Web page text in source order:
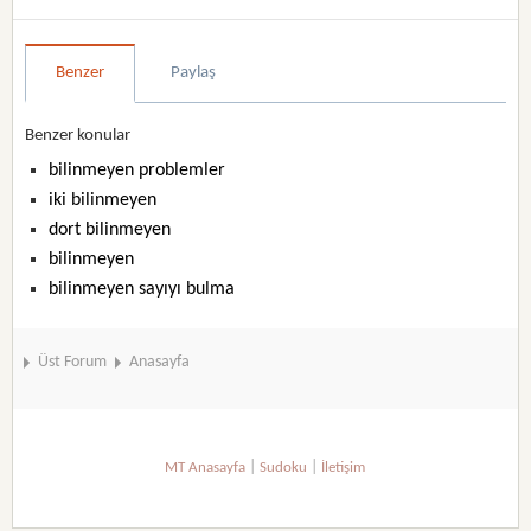
Benzer Paylaş
Benzer konular
bilinmeyen problemler
iki bilinmeyen
dort bilinmeyen
bilinmeyen
bilinmeyen sayıyı bulma
Üst Forum Anasayfa
MT Anasayfa |Sudoku İletişim